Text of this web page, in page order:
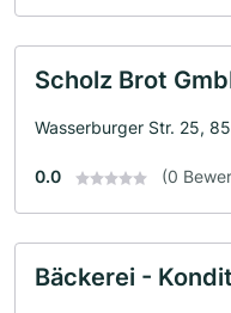
Scholz Brot
Wasserburger Str. 25,
0.0 (0
Bäckerei -